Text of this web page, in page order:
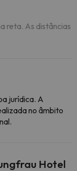
reta. As distâncias
jurídica. A
no âmbito
Hotel